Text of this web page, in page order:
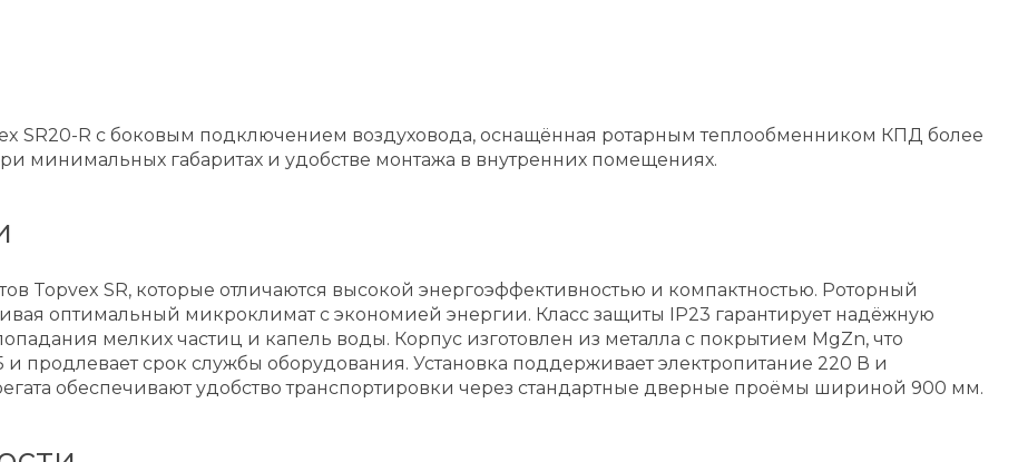
SR20-R с боковым подключением воздуховода, оснащённая ротарным теплообменником КПД более
минимальных габаритах и удобстве монтажа в внутренних помещениях.
Topvex SR, которые отличаются высокой энергоэффективностью и компактностью. Роторный
оптимальный микроклимат с экономией энергии. Класс защиты IP23 гарантирует надёжную
мелких частиц и капель воды. Корпус изготовлен из металла с покрытием MgZn, что
продлевает срок службы оборудования. Установка поддерживает электропитание 220 В и
обеспечивают удобство транспортировки через стандартные дверные проёмы шириной 900 мм.